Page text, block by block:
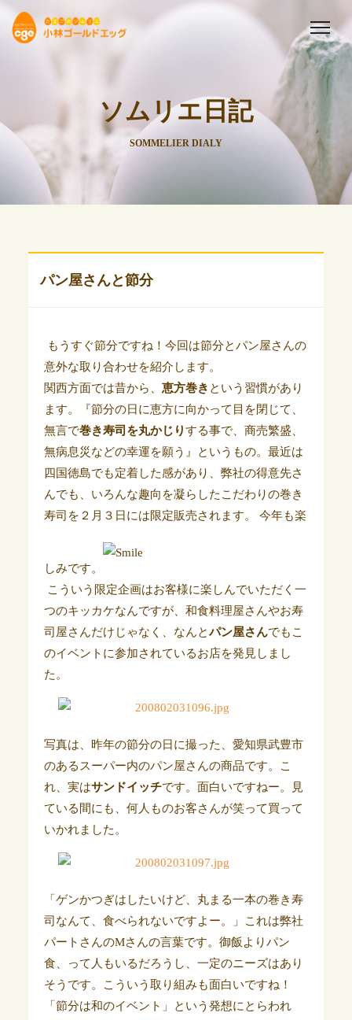
ソムリエ日記
SOMMELIER DIALY
パン屋さんと節分
もうすぐ節分ですね！今回は節分とパン屋さんの
意外な取り合わせを紹介します。
関西方面では昔から、 恵方巻き という習慣があり
ます。『節分の日に恵方に向かって目を閉じて、
無言で巻き寿司を丸かじりする事で、商売繁盛、
無病息災などの幸運を願う』というもの。最近は
四国徳島でも定着した感があり、弊社の得意先さ
んでも、いろんな趣向を凝らしたこだわりの巻き
寿司を２月３日には限定販売されます。 今年も楽
しみです。
こういう限定企画はお客様に楽しんでいただく一
つのキッカケなんですが、和食料理屋さんやお寿
司屋さんだけじゃなく、なんとパン屋さんでもこ
のイベントに参加されているお店を発見しまし
た。
写真は、昨年の節分の日に撮った、愛知県武豊市
のあるスーパー内のパン屋さんの商品です。こ
れ、実はサンドイッチです。面白いですねー。見
ている間にも、何人ものお客さんが笑って買って
いかれました。
「ゲンかつぎはしたいけど、丸まる一本の巻き寿
司なんて、食べられないですよー。」これは弊社
パートさんのMさんの言葉です。御飯よりパン
食、って人もいるだろうし、一定のニーズはあり
そうです。こういう取り組みも面白いですね！
「節分は和のイベント」という発想にとらわれ